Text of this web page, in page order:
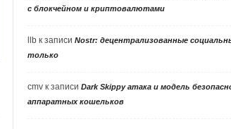
с блокчейном и криптовалютами
llb к записиNostr: децентрализованные
только
cmv к записиDark Skippy атака и модель
аппаратных кошельков